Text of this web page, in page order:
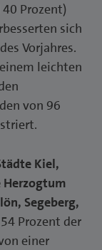
Prozent)
sich
Vorjahres.
leichten
von 96
Kiel,
Herzogtum
Segeberg,
Prozent der
einer